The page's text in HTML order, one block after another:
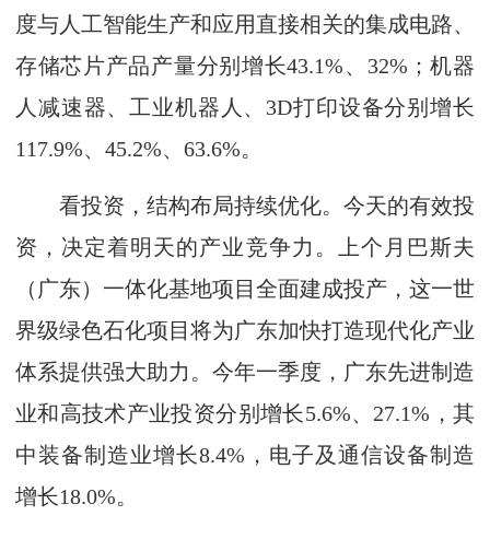
度与人工智能生产和应用直接相关的集成电路、
存储芯片产品产量分别增长43.1%、32%；机器
人减速器、工业机器人、3D打印设备分别增长
117.9%、45.2%、63.6%。
看投资，结构布局持续优化。今天的有效投
资，决定着明天的产业竞争力。上个月巴斯夫
（广东）一体化基地项目全面建成投产，这一世
界级绿色石化项目将为广东加快打造现代化产业
体系提供强大助力。今年一季度，广东先进制造
业和高技术产业投资分别增长5.6%、27.1%，其
中装备制造业增长8.4%，电子及通信设备制造
增长18.0%。